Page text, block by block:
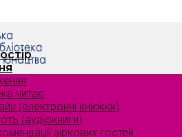
читає
(електронні книжки)
(аудіокниги)
зіркових гостей